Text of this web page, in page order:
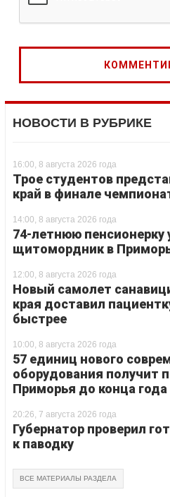
НОВОСТИ В РУБРИКЕ
16:00, 8 августа 2026 года
Трое студентов
край в финале
14:00, 8 августа 2026 года
74-летнюю пенсионерку
щитомордник в
12:00, 8 августа 2026 года
Новый самолет
края доставил
быстрее
10:00, 8 августа 2026 года
57 единиц нового
оборудования получит
Приморья до конца года
20:26, 7 августа 2026 года
Губернатор проверил
к паводку
ВСЕ МАТЕРИАЛЫ РАЗДЕЛА